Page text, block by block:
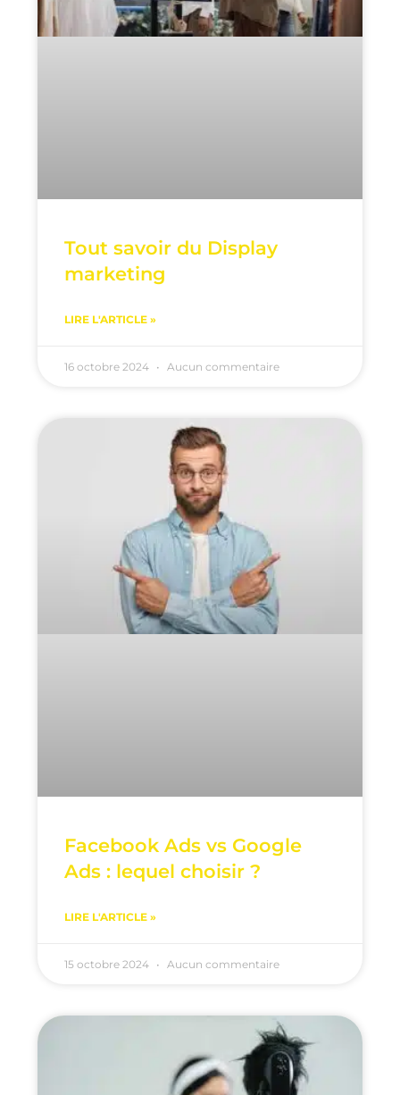
Tout savoir du Display
marketing
LIRE L'ARTICLE »
16 octobre 2024 Aucun commentaire
Facebook Ads vs Google
Ads : lequel choisir ?
LIRE L'ARTICLE »
15 octobre 2024 Aucun commentaire